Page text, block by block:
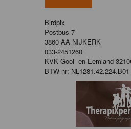
Birdpix
Postbus 7
3860 AA NIJKERK
033-2451260
KVK Gooi- en Eemland
BTW nr: NL1281.42.224.B01